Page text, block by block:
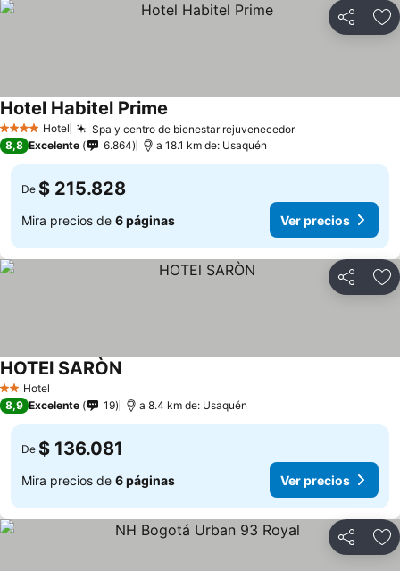
Compartir
4 EstrellasHotel Spa y centro de bienestar rejuvenecedorVer precios
Hotel Habitel Prime
8,8 Excelente 6.864 a 18.1 km de: Usaquén
De $ 215.828
Mira precios de 6 páginas Ver precios
Compartir
2 Estrellas
Hotel
HOTEl SARÒN
8,9 Excelente 19 a 8.4 km de: Usaquén
De $ 136.081
Mira precios de 6 páginas Ver precios
Compartir